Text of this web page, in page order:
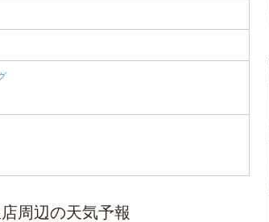
周辺の天気予報